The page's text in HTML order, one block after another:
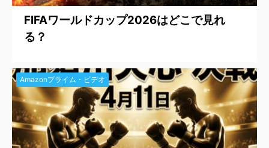
FIFAワールドカップ2026はどこで見れ
る？
Amazonプライム・ビデオ